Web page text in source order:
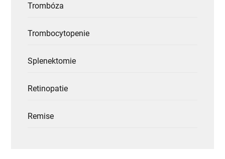
Trombóza
Trombocytopenie
Splenektomie
Retinopatie
Remise